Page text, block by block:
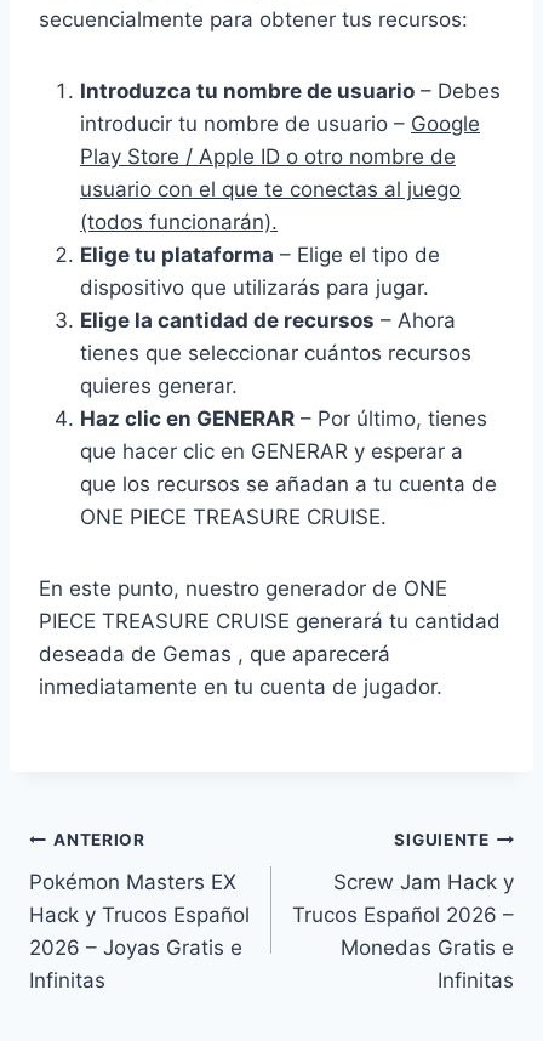
secuencialmente para obtener tus recursos:
Introduzca tu nombre de usuario – Debes
introducir tu nombre de usuario – Google
Play Store / Apple ID o otro nombre de
usuario con el que te conectas al juego
(todos funcionarán).
Elige tu plataforma – Elige el tipo de
dispositivo que utilizarás para jugar.
Elige la cantidad de recursos – Ahora
tienes que seleccionar cuántos recursos
quieres generar.
Haz clic en GENERAR – Por último, tienes
que hacer clic en GENERAR y esperar a
que los recursos se añadan a tu cuenta de
ONE PIECE TREASURE CRUISE.
En este punto, nuestro generador de ONE
PIECE TREASURE CRUISE generará tu cantidad
deseada de Gemas , que aparecerá
inmediatamente en tu cuenta de jugador.
Navegación
de
entradas
ANTERIOR
Pokémon Masters EX
Hack y Trucos Español
2026 – Joyas Gratis e
Infinitas
SIGUIENTE
Screw Jam Hack y
Trucos Español 2026 –
Monedas Gratis e
Infinitas